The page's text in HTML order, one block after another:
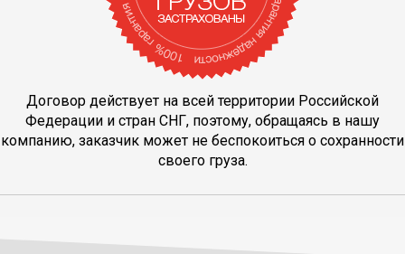
Договор действует на всей территории Российской
Федерации и стран СНГ, поэтому, обращаясь в нашу
компанию, заказчик может не беспокоиться о сохранности
своего груза.